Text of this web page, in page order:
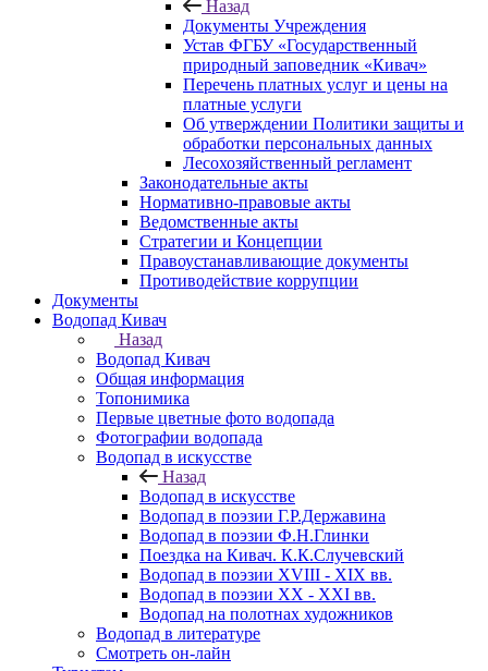
Назад
Документы Учреждения
Устав ФГБУ «Государственный
природный заповедник «Кивач»
Перечень платных услуг и цены на
платные услуги
Об утверждении Политики защиты и
обработки персональных данных
Лесохозяйственный регламент
Законодательные акты
Нормативно-правовые акты
Ведомственные акты
Стратегии и Концепции
Правоустанавливающие документы
Противодействие коррупции
Документы
Водопад Кивач
Назад
Водопад Кивач
Общая информация
Топонимика
Первые цветные фото водопада
Фотографии водопада
Водопад в искусстве
Назад
Водопад в искусстве
Водопад в поэзии Г.Р.Державина
Водопад в поэзии Ф.Н.Глинки
Поездка на Кивач. К.К.Случевский
Водопад в поэзии XVIII - XIX вв.
Водопад в поэзии XX - XXI вв.
Водопад на полотнах художников
Водопад в литературе
Смотреть он-лайн